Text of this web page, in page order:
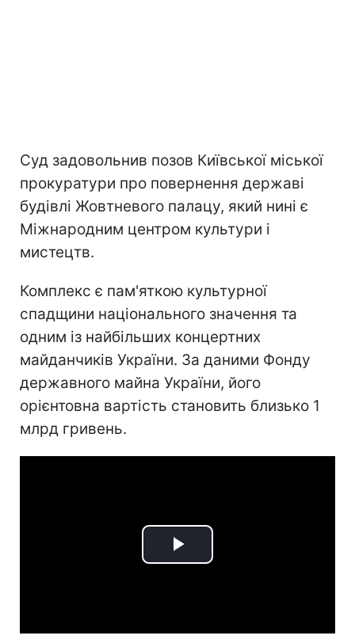
Суд задовольнив позов Київської міської
прокуратури про повернення державі
будівлі Жовтневого палацу, який нині є
Міжнародним центром культури і
мистецтв.
Комплекс є пам'яткою культурної
спадщини національного значення та
одним із найбільших концертних
майданчиків України. За даними Фонду
державного майна України, його
орієнтовна вартість становить близько 1
млрд гривень.
Play